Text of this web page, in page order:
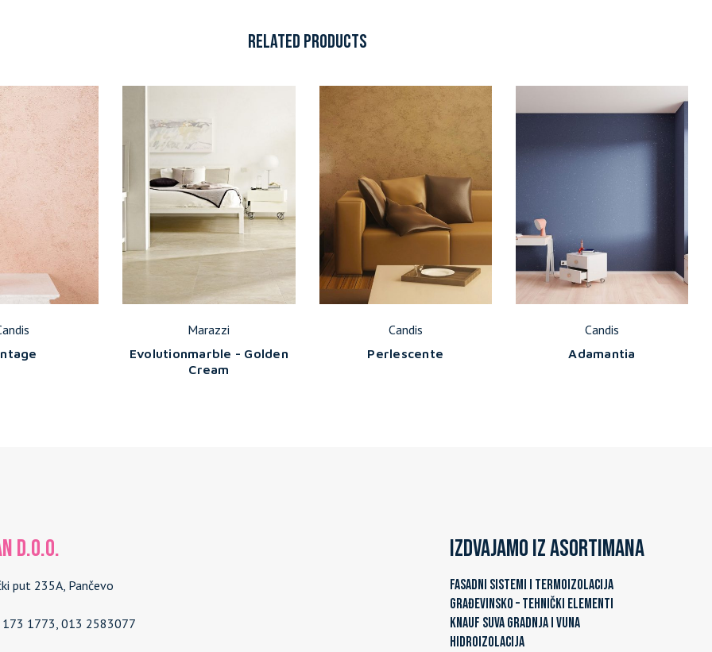
RELATED PRODUCTS
Marazzi
Evolutionmarble - Golden
Cream
Candis
Perlescente
Candis
Adamantia
d.o.o.
put 235A, Pančevo
173 1773, 013 2583077
Izdvajamo iz asortimana
FASADNI SISTEMI I TERMOIZOLACIJA
GRAĐEVINSKO – TEHNIČKI ELEMENTI
KNAUF SUVA GRADNJA I VUNA
HIDROIZOLACIJA